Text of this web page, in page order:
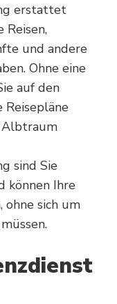
erstattet
Reisen,
und andere
Ohne eine
auf den
Reisepläne
Albtraum
sind Sie
können Ihre
sich um